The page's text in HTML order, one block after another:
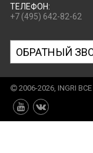
ТЕЛЕФОН:
+7 (495) 642-82-62
ОБРАТНЫЙ
2006-2026, INGRI